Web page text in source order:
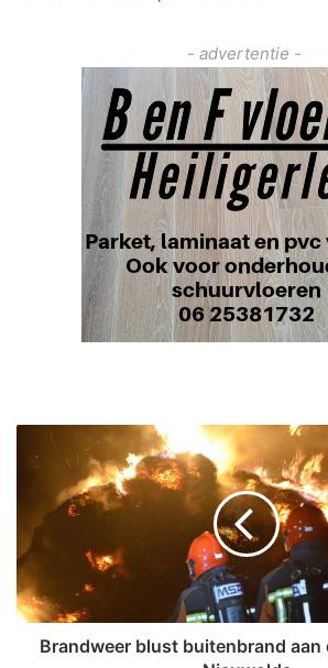
- advertentie -
w
e
e
r
Brandweer blust buitenbrand aan